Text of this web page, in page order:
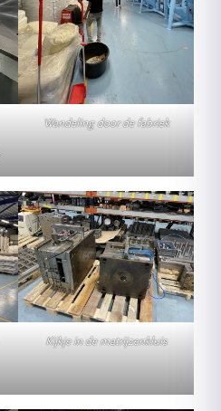
Wandeling door de fabriek
Kijkje in de matrijzenkluis